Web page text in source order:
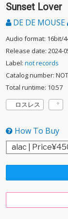
Sunset Lover
DE DE MOUSE
Audio format: 16bit/
Release date: 2024-
Label: not records
Catalog number:
Total runtime: 10:57
ロスレス
How To Buy